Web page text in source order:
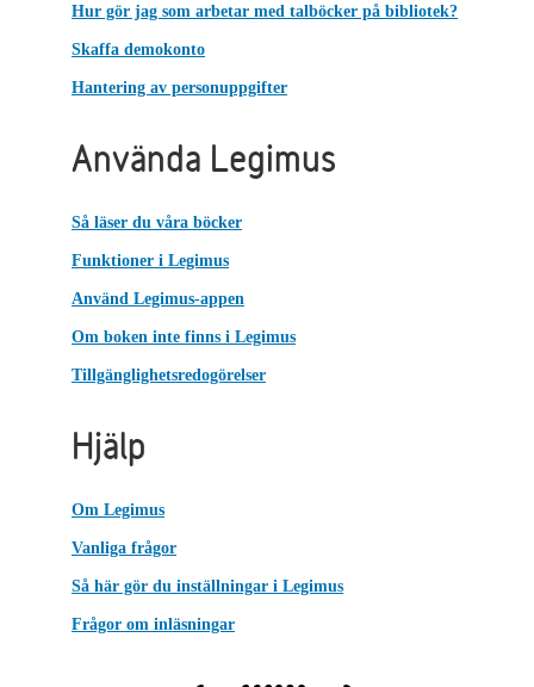
Hur gör jag som arbetar med talböcker på bibliotek?
Skaffa demokonto
Hantering av personuppgifter
Använda Legimus
Så läser du våra böcker
Funktioner i Legimus
Använd Legimus-appen
Om boken inte finns i Legimus
Tillgänglighetsredogörelser
Hjälp
Om Legimus
Vanliga frågor
Så här gör du inställningar i Legimus
Frågor om inläsningar